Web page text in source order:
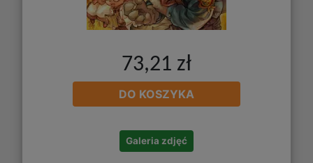
73,21 zł
DO KOSZYKA
Galeria zdjęć